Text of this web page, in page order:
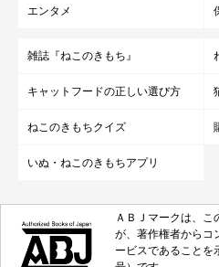
エンタメ
雑誌『ねこのきもち』
キャットフードの正しい選び方
ねこのきもちクイズ
いぬ・ねこのきもちアプリ
ＡＢＪマークは、こ
が、著作権者からコ
ービスであること